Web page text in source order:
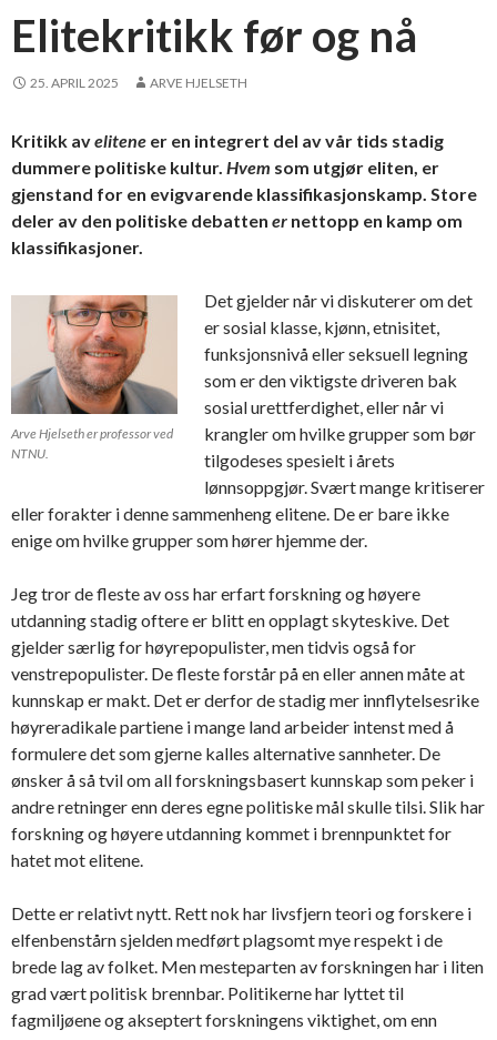
Elitekritikk før og nå
25. APRIL 2025 ARVE HJELSETH
Kritikk avelitene er en integrert del av vår tids stadig
dummere politiske kultur. Hvem som utgjør eliten, er
gjenstand for en evigvarende klassifikasjonskamp. Store
deler av den politiske debatten er nettopp en kamp om
klassifikasjoner.
Arve Hjelseth er professor ved
NTNU.
Det gjelder når vi diskuterer om det
er sosial klasse, kjønn, etnisitet,
funksjonsnivå eller seksuell legning
som er den viktigste driveren bak
sosial urettferdighet, eller når vi
krangler om hvilke grupper som bør
tilgodeses spesielt i årets
lønnsoppgjør. Svært mange kritiserer
eller forakter i denne sammenheng elitene. De er bare ikke
enige om hvilke grupper som hører hjemme der.
Jeg tror de fleste av oss har erfart forskning og høyere
utdanning stadig oftere er blitt en opplagt skyteskive. Det
gjelder særlig for høyrepopulister, men tidvis også for
venstrepopulister. De fleste forstår på en eller annen måte at
kunnskap er makt. Det er derfor de stadig mer innflytelsesrike
høyreradikale partiene i mange land arbeider intenst med å
formulere det som gjerne kalles alternative sannheter. De
ønsker å så tvil om all forskningsbasert kunnskap som peker i
andre retninger enn deres egne politiske mål skulle tilsi. Slik har
forskning og høyere utdanning kommet i brennpunktet for
hatet mot elitene.
Dette er relativt nytt. Rett nok har livsfjern teori og forskere i
elfenbenstårn sjelden medført plagsomt mye respekt i de
brede lag av folket. Men mesteparten av forskningen har i liten
grad vært politisk brennbar. Politikerne har lyttet til
fagmiljøene og akseptert forskningens viktighet, om enn